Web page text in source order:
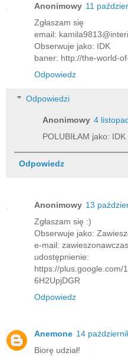
Anonimowy 11
Zgłaszam się
email:
Obserwuje jako: IDK
baner: http://the-world-
Odpowiedz
Odpowiedzi
Anonimowy 4
POLUBIŁAM jako: IDK
Odpowiedz
Anonimowy 13
Zgłaszam się :)
Obserwuje jako:
e-mail:
udostępnienie:
https://plus.google.com/
6H2UpjDGR
Odpowiedz
Anemone 14
Biorę udział!